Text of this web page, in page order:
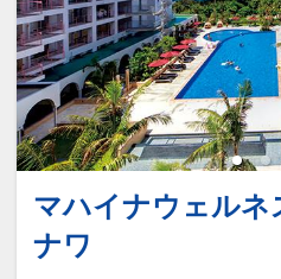
マハイナウェルネ
ナワ